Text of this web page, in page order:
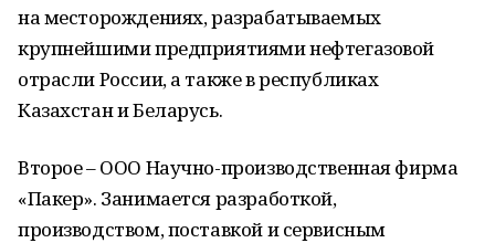
на месторождениях, разрабатываемых
крупнейшими предприятиями нефтегазовой
отрасли России, а также в республиках
Казахстан и Беларусь.
Второе – ООО Научно-производственная фирма
«Пакер». Занимается разработкой,
производством, поставкой и сервисным